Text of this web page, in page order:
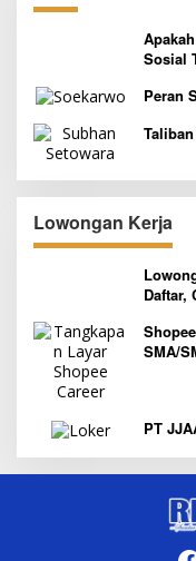
Sosial
Peran
Lowongan Kerja
Daftar,
SMA/
PT